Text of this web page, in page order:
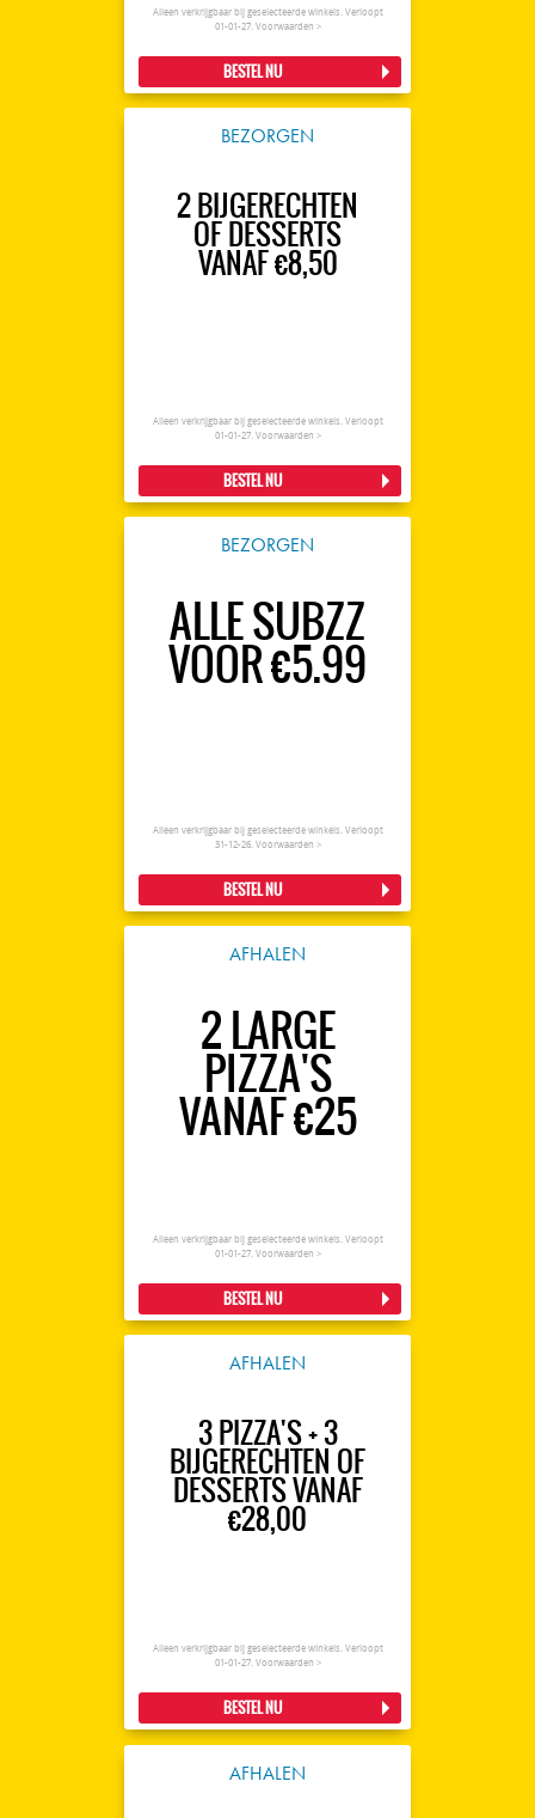
Alleen verkrijgbaar bij geselecteerde winkels. Verloopt
01-01-27. Voorwaarden >
BESTEL NU
BEZORGEN
2 BIJGERECHTEN
OF DESSERTS
VANAF €8,50
Alleen verkrijgbaar bij geselecteerde winkels. Verloopt
01-01-27. Voorwaarden >
BESTEL NU
BEZORGEN
ALLE SUBZZ
VOOR €5.99
Alleen verkrijgbaar bij geselecteerde winkels. Verloopt
31-12-26. Voorwaarden >
BESTEL NU
AFHALEN
2 LARGE
PIZZA'S
VANAF €25
Alleen verkrijgbaar bij geselecteerde winkels. Verloopt
01-01-27. Voorwaarden >
BESTEL NU
AFHALEN
3 PIZZA'S + 3
BIJGERECHTEN OF
DESSERTS VANAF
€28,00
Alleen verkrijgbaar bij geselecteerde winkels. Verloopt
01-01-27. Voorwaarden >
BESTEL NU
AFHALEN